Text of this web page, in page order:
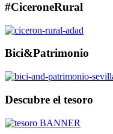
#CiceroneRural
Bici&Patrimonio
Descubre el tesoro